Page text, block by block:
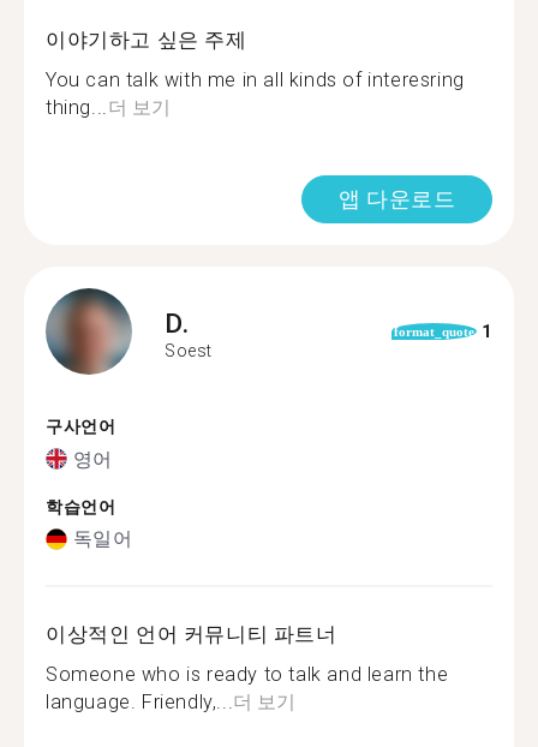
이야기하고 싶은 주제
You can talk with me in all kinds of interesring
thing...더 보기
앱 다운로드
D.
Soest
format_quote 1
구사언어
영어
학습언어
독일어
이상적인 언어 커뮤니티 파트너
Someone who is ready to talk and learn the
language. Friendly,...더 보기